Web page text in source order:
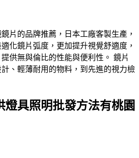
片的品牌推薦，日本工廠客製生產，
化鏡片弧度，更加提升視覺舒適度，
供無與倫比的性能與便利性。 鏡片
、輕薄耐用的物料，到先進的視力檢
燈具照明批發方法有桃園